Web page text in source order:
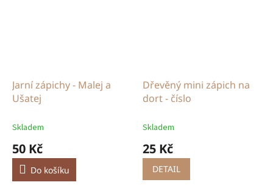
Jarní zápichy - Malej a
Ušatej
Skladem
50 Kč
Do košíku
Dřevěný mini zápich na
dort - číslo
Skladem
25 Kč
DETAIL